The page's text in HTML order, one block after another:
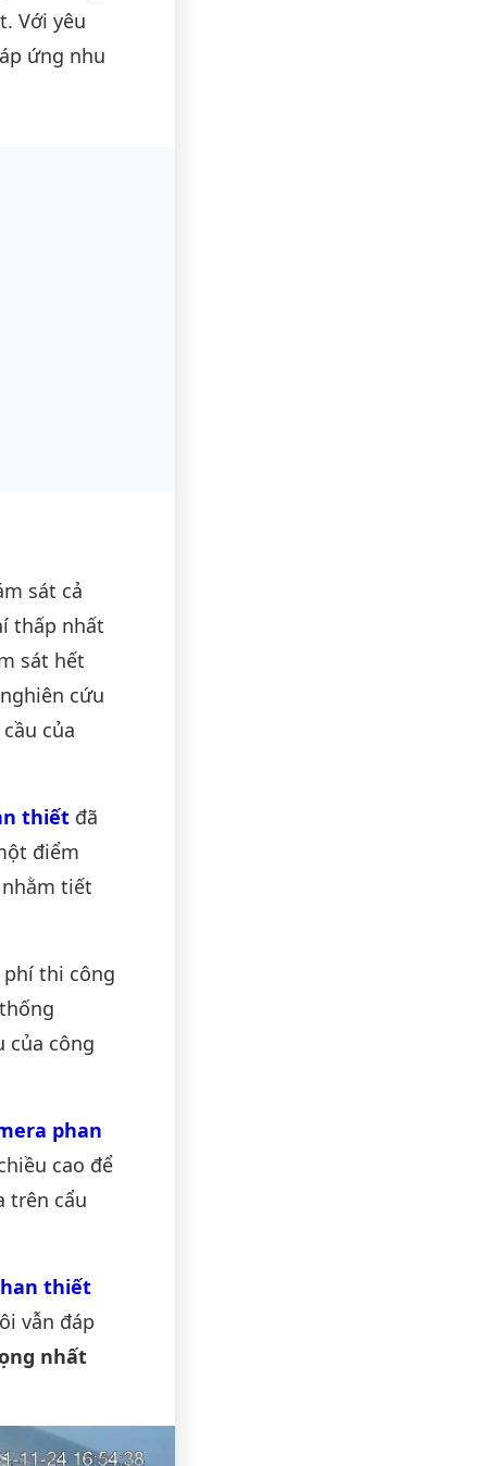
Với yêu
ứng nhu
sát cả
thấp nhất
sát hết
cứu
của
thiết đã
điểm
nhằm tiết
thi công
của công
phan
cao để
trên cẩu
thiết
vẫn đáp
nhất